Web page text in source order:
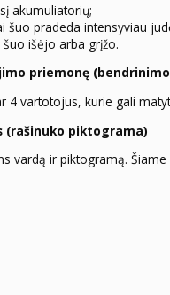
akumuliatorių;
šuo pradeda intensyviau
išėjo arba grįžo.
priemonę
4 vartotojus, kurie gali
(rašinuko piktograma)
vardą ir piktogramą.